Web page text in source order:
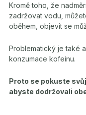
Kromě toho, že
zadržovat vodu,
oběhem, objevit se
Problematický je také
konzumace kofeinu.
Proto se pokuste
abyste dodržovali